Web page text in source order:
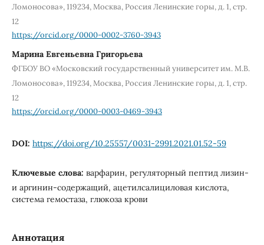
Ломоносова», 119234, Москва, Россия Ленинские горы, д. 1, стр.
12
https://orcid.org/0000-0002-3760-3943
Марина Евгеньевна Григорьева
ФГБОУ ВО «Московский государственный университет им. М.В.
Ломоносова», 119234, Москва, Россия Ленинские горы, д. 1, стр.
12
https://orcid.org/0000-0003-0469-3943
DOI: https://doi.org/10.25557/0031-2991.2021.01.52-59
Ключевые слова: варфарин, регуляторный пептид лизин-
и аргинин-содержащий, ацетилсалициловая кислота,
система гемостаза, глюкоза крови
Аннотация